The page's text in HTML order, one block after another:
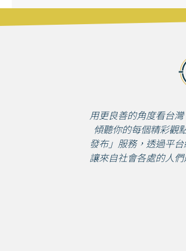
用更良善的角度看台
傾聽你的每個精彩觀
發布」服務，透過平
讓來自社會各處的人